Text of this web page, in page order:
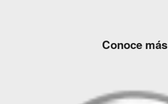
Conoce más